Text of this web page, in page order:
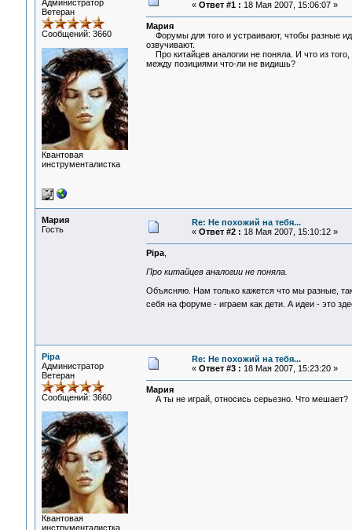
Администратор
Ветеран
Сообщений: 3660
Квантовая
инструменталистка
« Ответ #1 : 18 Мая 2007, 15:06:07 »
Мария
Форумы для того и устраивают, чтобы разные
озвучивают.
Про китайцев аналогии не поняла. И что из
между позициями что-ли не видишь?
Мария
Гость
Re: Не похожий на тебя...
« Ответ #2 : 18 Мая 2007, 15:10:12 »
Pipa,
Про китайцев аналогии не поняла.
Объясняю. Нам только кажется что мы разные,
себя на форуме - играем как дети. А идеи - это
Pipa
Администратор
Ветеран
Сообщений: 3660
Квантовая
инструменталистка
Re: Не похожий на тебя...
« Ответ #3 : 18 Мая 2007, 15:23:20 »
Мария
А ты не играй, относись серьезно. Что мешает?